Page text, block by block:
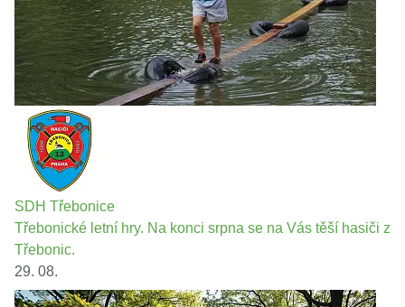
SDH Třebonice
Třebonické letní hry. Na konci srpna se na Vás těší hasiči z
Třebonic.
29. 08.